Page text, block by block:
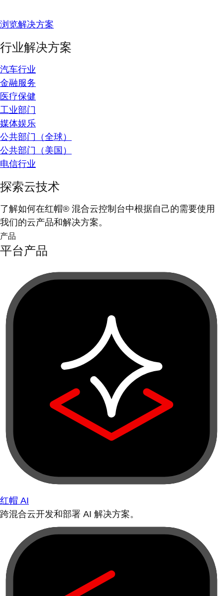
浏览解决方案
行业解决方案
汽车行业
金融服务
医疗保健
工业部门
媒体娱乐
公共部门（全球）
公共部门（美国）
电信行业
探索云技术
了解如何在红帽® 混合云控制台中根据自己的需要使用
我们的云产品和解决方案。
产品
平台产品
红帽 AI
跨混合云开发和部署 AI 解决方案。